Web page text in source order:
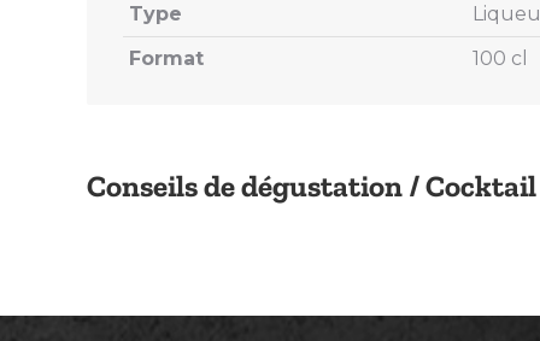
Conseils de dégustation / Cocktail
Type
Format
100 cl